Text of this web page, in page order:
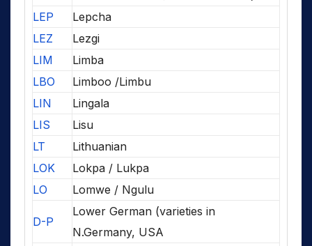
LEP
Lepcha
LEZ
Lezgi
LIM
Limba
LBO
Limboo /Limbu
LIN
Lingala
LIS
Lisu
LT
Lithuanian
LOK
Lokpa / Lukpa
LO
Lomwe / Ngulu
D-P
Lower German (varieties in
N.Germany, USA